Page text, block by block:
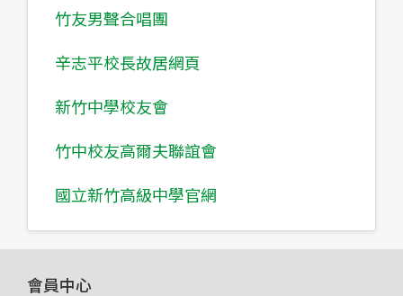
竹友男聲合唱團
辛志平校長故居網頁
新竹中學校友會
竹中校友高爾夫聯誼會
國立新竹高級中學官網
會員中心